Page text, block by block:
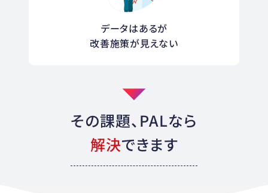
データはあるが
改善施策が見えない
その課題、PALなら
解決できます